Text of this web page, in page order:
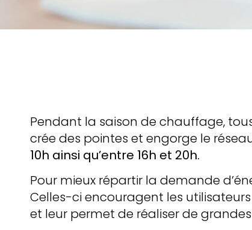
Pendant la saison de chauffage,
crée des pointes et engorge le
10h ainsi qu’entre 16h et 20h.
Pour mieux répartir la demande
Celles-ci encouragent les
et leur permet de réaliser de